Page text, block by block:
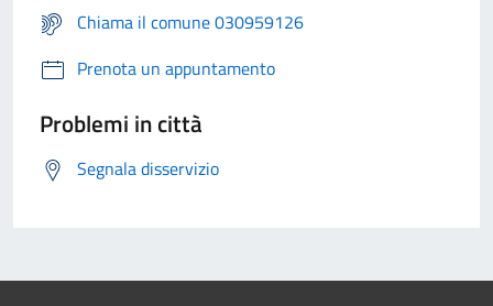
Chiama il comune 030959126
Prenota un appuntamento
Problemi in città
Segnala disservizio